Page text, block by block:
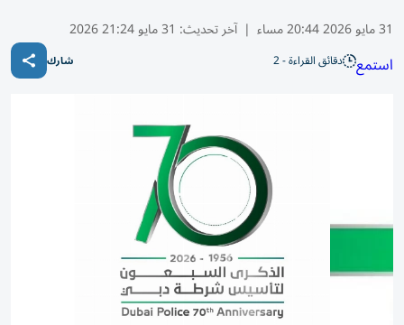
31 مايو 2026 20:44 مساء | آخر تحديث: 31 مايو 21:24 2026
استمع دقائق القراءة - 2 شارك